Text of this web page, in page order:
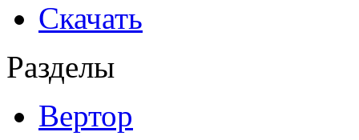
Скачать
Разделы
Вертор